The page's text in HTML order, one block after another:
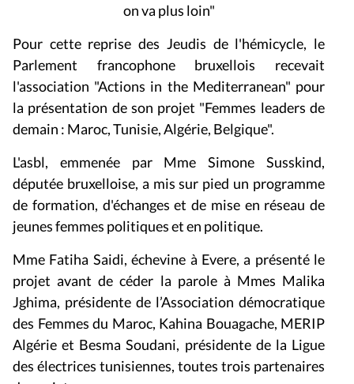
on va plus loin"
Pour cette reprise des Jeudis de l'hémicycle, le
Parlement francophone bruxellois recevait
l'association "Actions in the Mediterranean" pour
la présentation de son projet "Femmes leaders de
demain : Maroc, Tunisie, Algérie, Belgique".
L'asbl, emmenée par Mme Simone Susskind,
députée bruxelloise, a mis sur pied un programme
de formation, d'échanges et de mise en réseau de
jeunes femmes politiques et en politique.
Mme Fatiha Saidi, échevine à Evere, a présenté le
projet avant de céder la parole à Mmes Malika
Jghima, présidente de l’Association démocratique
des Femmes du Maroc, Kahina Bouagache, MERIP
Algérie et Besma Soudani, présidente de la Ligue
des électrices tunisiennes, toutes trois partenaires